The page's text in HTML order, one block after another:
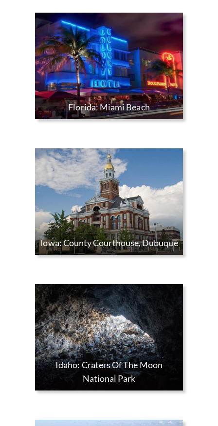
Florida: Miami Beach
Iowa: County Courthouse, Dubuque
Idaho: Craters Of The Moon
National Park